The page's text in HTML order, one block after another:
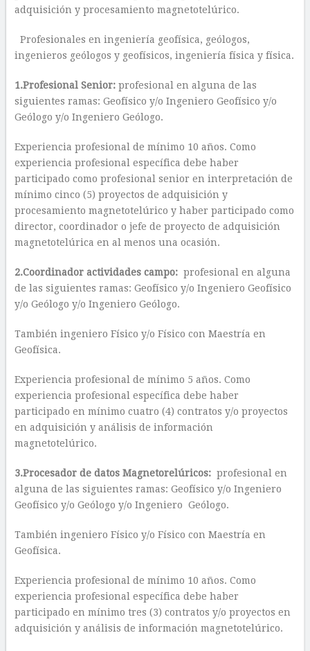
adquisición y procesamiento magnetotelúrico.
Profesionales en ingeniería geofísica, geólogos,
ingenieros geólogos y geofísicos, ingeniería física y física.
1.Profesional Senior:profesional en alguna de las
siguientes ramas: Geofísico y/o Ingeniero Geofísico y/o
Geólogo y/o Ingeniero Geólogo.
Experiencia profesional de mínimo 10 años. Como
experiencia profesional específica debe haber
participado como profesional senior en interpretación de
mínimo cinco (5) proyectos de adquisición y
procesamiento magnetotelúrico y haber participado como
director, coordinador o jefe de proyecto de adquisición
magnetotelúrica en al menos una ocasión.
2.Coordinador actividades campo:profesional en alguna
de las siguientes ramas: Geofísico y/o Ingeniero Geofísico
y/o Geólogo y/o Ingeniero Geólogo.
También ingeniero Físico y/o Físico con Maestría en
Geofísica.
Experiencia profesional de mínimo 5 años. Como
experiencia profesional específica debe haber
participado en mínimo cuatro (4) contratos y/o proyectos
en adquisición y análisis de información
magnetotelúrico.
3.Procesador de datos Magnetorelúricos:profesional en
alguna de las siguientes ramas: Geofísico y/o Ingeniero
Geofísico y/o Geólogo y/o Ingeniero Geólogo.
También ingeniero Físico y/o Físico con Maestría en
Geofísica.
Experiencia profesional de mínimo 10 años. Como
experiencia profesional específica debe haber
participado en mínimo tres (3) contratos y/o proyectos en
adquisición y análisis de información magnetotelúrico.